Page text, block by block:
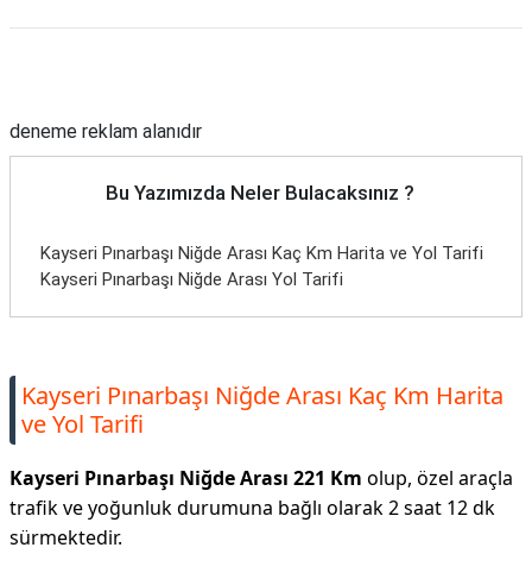
deneme reklam alanıdır
Bu Yazımızda Neler Bulacaksınız ?
Kayseri Pınarbaşı Niğde Arası Kaç Km Harita ve Yol Tarifi
Kayseri Pınarbaşı Niğde Arası Yol Tarifi
Kayseri Pınarbaşı Niğde Arası Kaç Km Harita
ve Yol Tarifi
Kayseri Pınarbaşı Niğde Arası 221 Km olup, özel araçla
trafik ve yoğunluk durumuna bağlı olarak 2 saat 12 dk
sürmektedir.